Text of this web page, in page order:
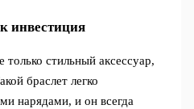
инвестиция
только стильный аксессуар,
браслет легко
нарядами, и он всегда